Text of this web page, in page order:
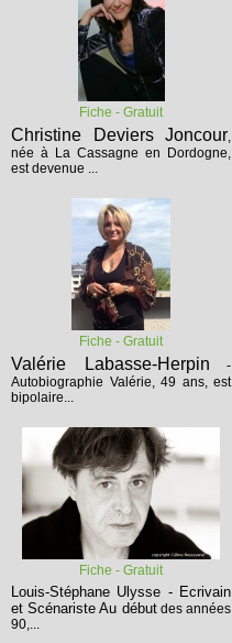
Fiche - Gratuit
Christine Deviers Joncour,
née à La Cassagne en Dordogne,
est devenue ...
Fiche - Gratuit
Valérie Labasse-Herpin -
Autobiographie Valérie, 49 ans, est
bipolaire...
Fiche - Gratuit
Louis-Stéphane Ulysse - Ecrivain
et Scénariste Au débutdes années
90,...